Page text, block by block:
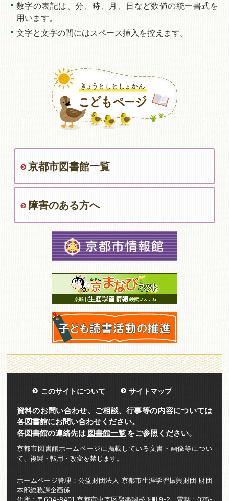
数字の表記は、分、時、月、日など数値の統一書式を
用います。
文字と文字の間にはスペース挿入を控えます。
京都市図書館一覧
障害のある方へ
このサイトについて サイトマップ
資料のお問い合わせ、ご相談、行事等の内容については
各図書館にお問い合わせください。
各図書館の連絡先は 図書館一覧をご参照ください。
京都市図書館ホームページに掲載している文書・画像等につい
て、複製・転用・改変を禁じます。
ホームページ管理：公益財団法人 京都市生涯学習振興財団 財団
本部総務課企画係
住所：〒604-8401 京都市中京区聚楽廻松下町9-2 電話：075-